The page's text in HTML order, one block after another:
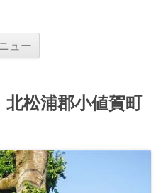
ュー
ス
キ
松浦郡小値賀町